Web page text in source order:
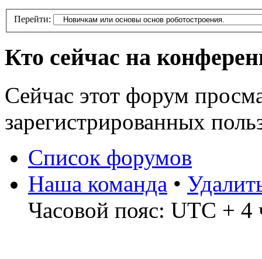
Перейти:
Кто сейчас на
Сейчас этот форум
зарегистрированных
Список форумов
Наша команда •
Часовой пояс: UTC + 4